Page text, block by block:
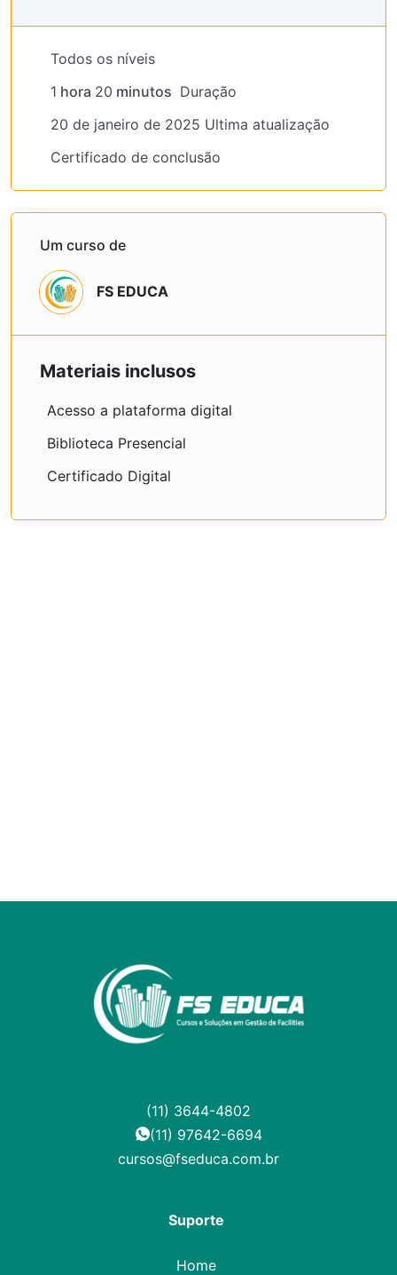
Todos os níveis
1 hora 20 minutos Duração
20 de janeiro de 2025 Ultima atualização
Certificado de conclusão
Um curso de
FS EDUCA
Materiais inclusos
Acesso a plataforma digital
Biblioteca Presencial
Certificado Digital
(11) 3644-4802
(11) 97642-6694
cursos@fseduca.com.br
Suporte
Home